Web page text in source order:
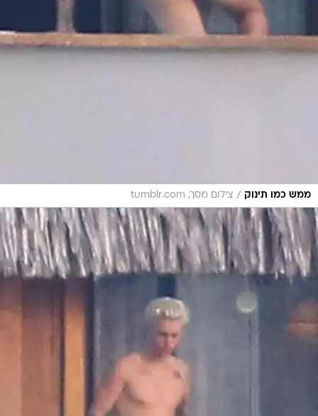
ממש כמו תינוק / צילום מסך, tumblr.com